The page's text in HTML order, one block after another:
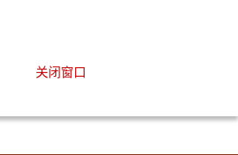
关闭窗口